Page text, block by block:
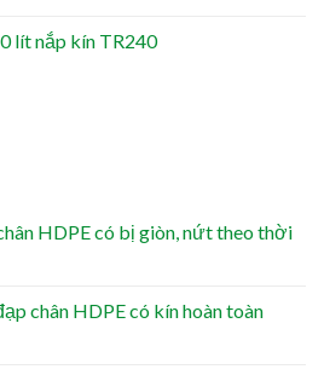
lít nắp kín TR240
HDPE có bị giòn, nứt theo thời
chân HDPE có kín hoàn toàn